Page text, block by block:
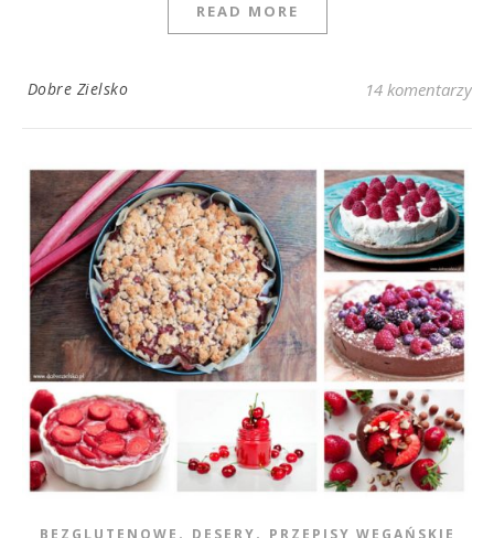
READ MORE
Dobre Zielsko 14 komentarzy
, ,